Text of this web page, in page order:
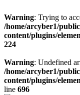
Warning: Trying to
/home/arcyber1/
content/plugins/
224
Warning: Undefined
/home/arcyber1/
content/plugins/
line 696